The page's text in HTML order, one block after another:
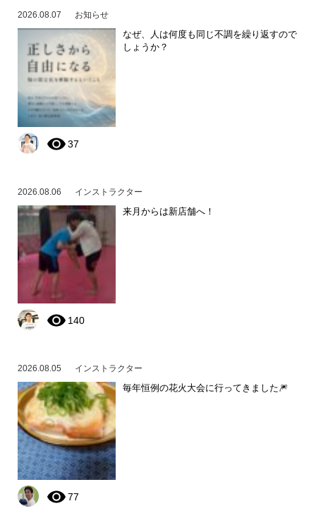
2026.08.07 お知らせ
なぜ、人は何度も同じ不調を繰り返すので
しょうか？
37
2026.08.06 インストラクター
来月からは新店舗へ！
140
2026.08.05 インストラクター
毎年恒例の花火大会に行ってきました🎆
77